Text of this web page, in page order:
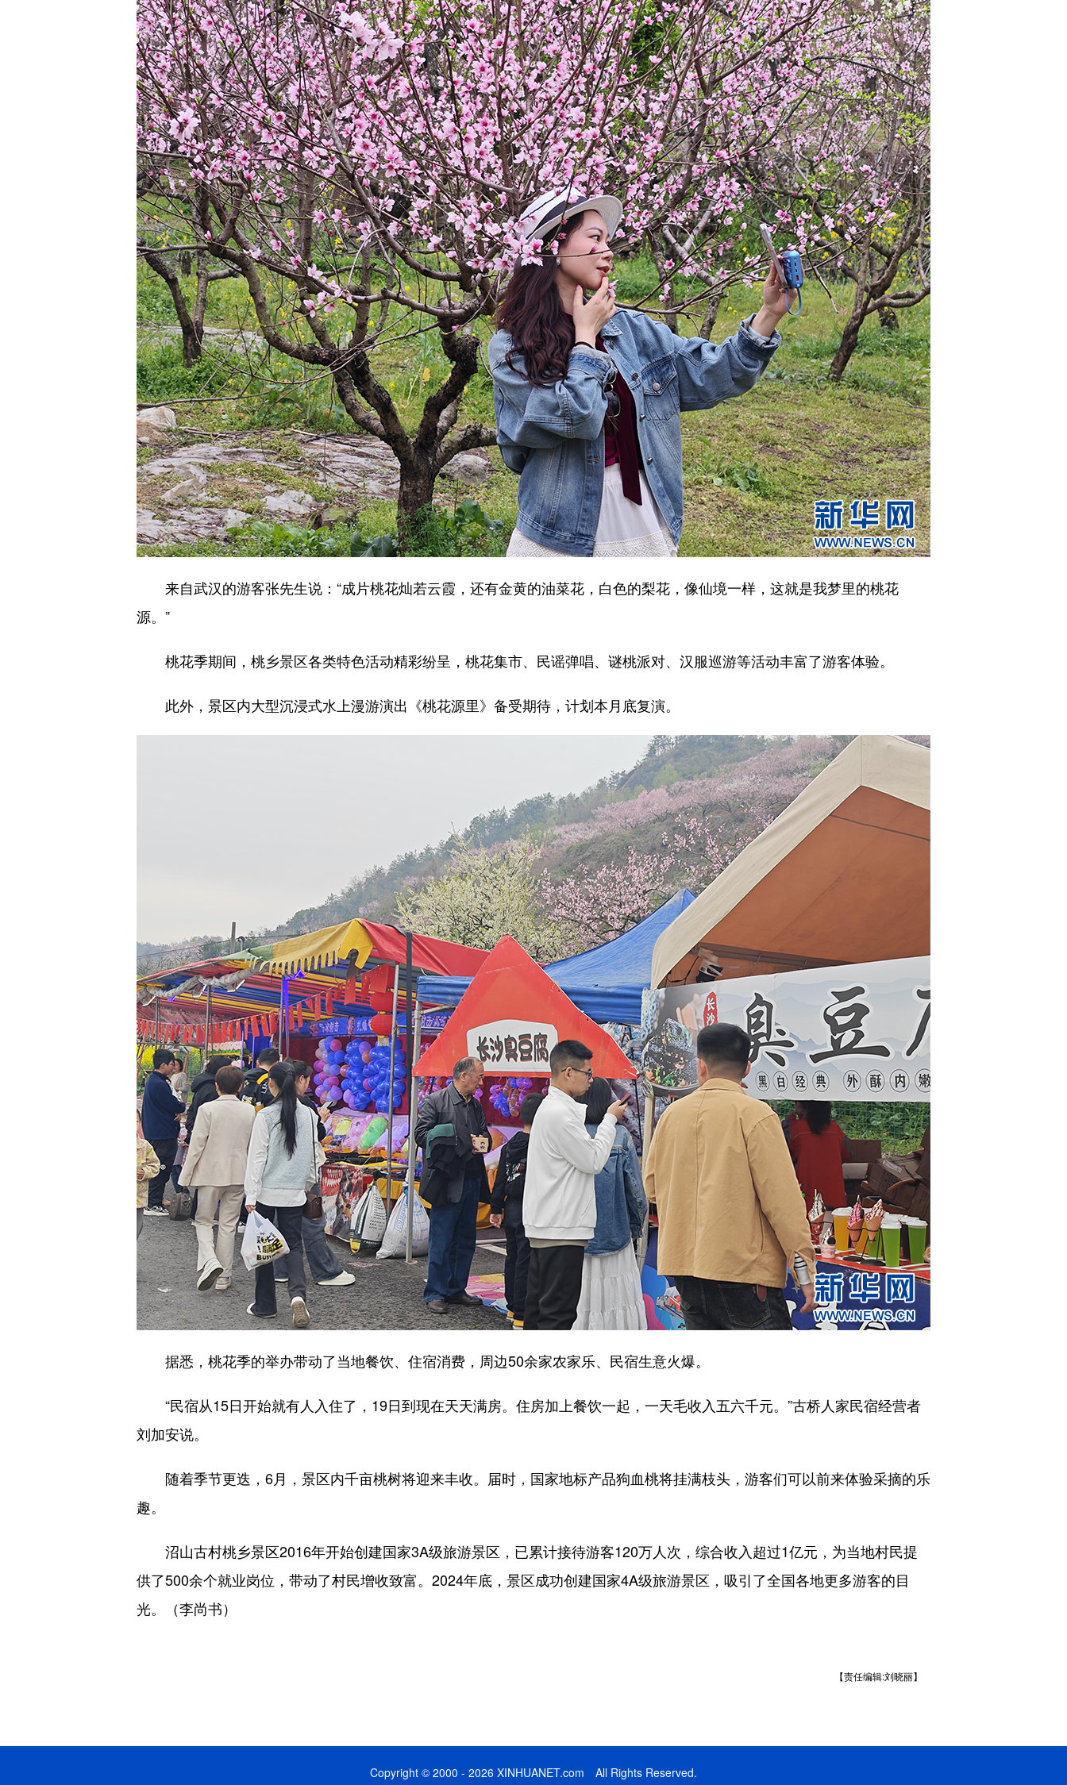
来自武汉的游客张先生说：“成片桃花灿若云霞，还有金黄的油菜花，白色的梨花，像仙境一样，这就是我梦里的桃花
源。”
桃花季期间，桃乡景区各类特色活动精彩纷呈，桃花集市、民谣弹唱、谜桃派对、汉服巡游等活动丰富了游客体验。
此外，景区内大型沉浸式水上漫游演出《桃花源里》备受期待，计划本月底复演。
据悉，桃花季的举办带动了当地餐饮、住宿消费，周边50余家农家乐、民宿生意火爆。
“民宿从15日开始就有人入住了，19日到现在天天满房。住房加上餐饮一起，一天毛收入五六千元。”古桥人家民宿经营者
刘加安说。
随着季节更迭，6月，景区内千亩桃树将迎来丰收。届时，国家地标产品狗血桃将挂满枝头，游客们可以前来体验采摘的乐
趣。
沼山古村桃乡景区2016年开始创建国家3A级旅游景区，已累计接待游客120万人次，综合收入超过1亿元，为当地村民提
供了500余个就业岗位，带动了村民增收致富。2024年底，景区成功创建国家4A级旅游景区，吸引了全国各地更多游客的目
光。（李尚书）
【责任编辑:刘晓丽】
Copyright © 2000 - 2026 XINHUANET.com All Rights Reserved.